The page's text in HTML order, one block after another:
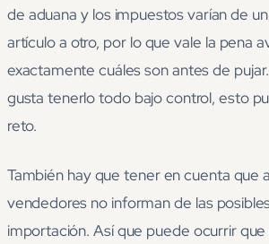
de aduana y los impuestos varían de
artículo a otro, por lo que vale la pena
exactamente cuáles son antes de
gusta tenerlo todo bajo control, esto
reto.
También hay que tener en cuenta que
vendedores no informan de las
importación. Así que puede ocurrir